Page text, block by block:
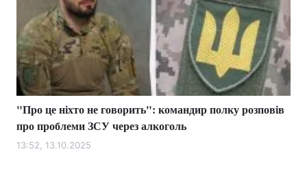
"Про це ніхто не говорить": командир полку розповів
про проблеми ЗСУ через алкоголь
13:52, 13.10.2025